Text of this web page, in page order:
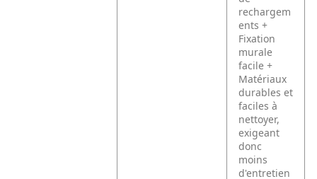
rechargem
ents +
Fixation
murale
facile +
Matériaux
durables et
faciles à
nettoyer,
exigeant
donc
moins
d'entretien